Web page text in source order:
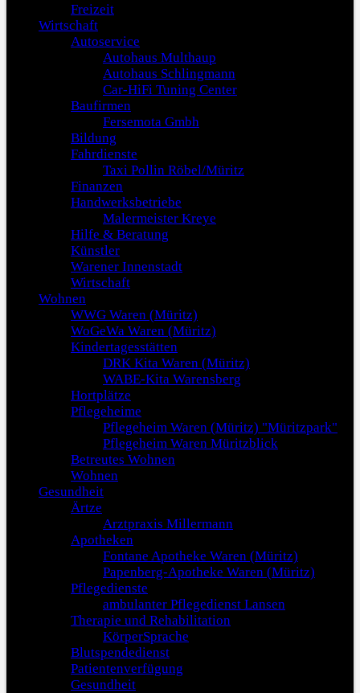
Freizeit
Wirtschaft
Autoservice
Autohaus Multhaup
Autohaus Schlingmann
Car-HiFi Tuning Center
Baufirmen
Fersemota Gmbh
Bildung
Fahrdienste
Taxi Pollin Röbel/Müritz
Finanzen
Handwerksbetriebe
Malermeister Kreye
Hilfe & Beratung
Künstler
Warener Innenstadt
Wirtschaft
Wohnen
WWG Waren (Müritz)
WoGeWa Waren (Müritz)
Kindertagesstätten
DRK Kita Waren (Müritz)
WABE-Kita Warensberg
Hortplätze
Pflegeheime
Pflegeheim Waren (Müritz) "Müritzpark"
Pflegeheim Waren Müritzblick
Betreutes Wohnen
Wohnen
Gesundheit
Ärtze
Arztpraxis Millermann
Apotheken
Fontane Apotheke Waren (Müritz)
Papenberg-Apotheke Waren (Müritz)
Pflegedienste
ambulanter Pflegedienst Lansen
Therapie und Rehabilitation
KörperSprache
Blutspendedienst
Patientenverfügung
Gesundheit